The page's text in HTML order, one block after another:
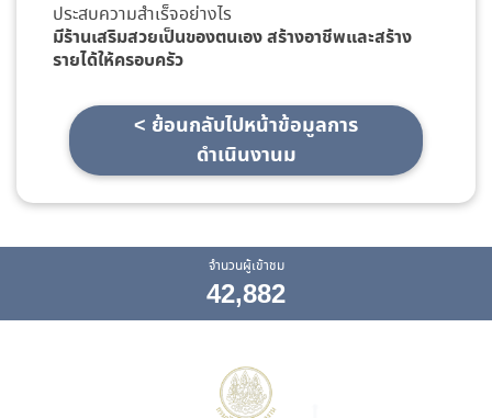
ประสบความสำเร็จอย่างไร
มีร้านเสริมสวยเป็นของตนเอง สร้างอาชีพและสร้าง
รายได้ให้ครอบครัว
< ย้อนกลับไปหน้าข้อมูลการ
ดำเนินงานม
จำนวนผู้เข้าชม
42,882